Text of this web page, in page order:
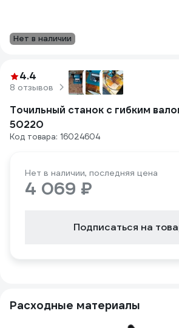
Нет в наличии
4.4
8 отзывов
Точильный станок с гибким
50220
Код товара: 16024604
Нет в наличии, последняя цена
4 069 ₽
Подписаться на
Расходные материалы